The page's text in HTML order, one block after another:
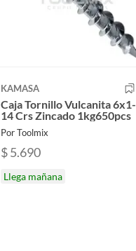
KAMASA
Caja Tornillo Vulcanita 6x1-
14 Crs Zincado 1kg650pcs
Por Toolmix
$ 5.690
Llega mañana